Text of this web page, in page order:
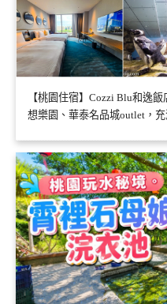
【桃園住宿】Cozzi Blu和逸
想樂園、華泰名品城outlet，